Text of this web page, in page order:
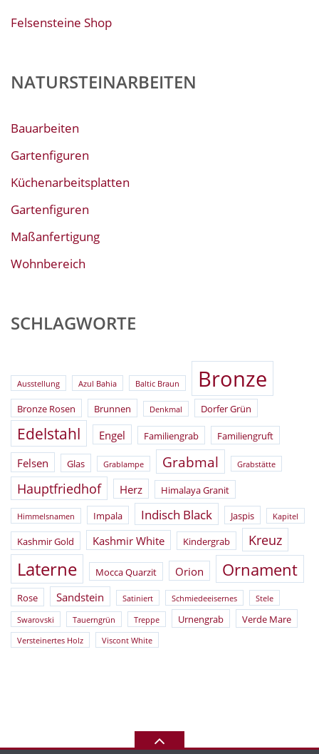
Felsensteine Shop
NATURSTEINARBEITEN
Bauarbeiten
Gartenfiguren
Küchenarbeitsplatten
Gartenfiguren
Maßanfertigung
Wohnbereich
SCHLAGWORTE
Ausstellung Azul Bahia Baltic Braun Bronze
Bronze Rosen Brunnen Denkmal Dorfer Grün
Edelstahl Engel Familiengrab Familiengruft
Felsen Glas Grablampe Grabmal Grabstätte
Hauptfriedhof Herz Himalaya Granit
Himmelsnamen Impala Indisch Black Jaspis Kapitel
Kashmir Gold Kashmir White Kindergrab Kreuz
Laterne Mocca Quarzit Orion Ornament
Rose Sandstein Satiniert Schmiedeeisernes Stele
Swarovski Tauerngrün Treppe Urnengrab Verde Mare
Versteinertes Holz Viscont White